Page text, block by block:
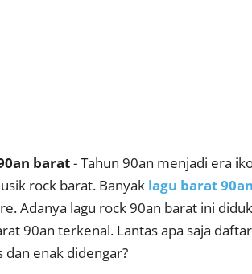
barat- Tahun 90an menjadi era
rock barat. Banyak lagu barat 90an
Adanya lagu rock 90an barat ini
90an terkenal. Lantas apa saja
dan enak didengar?